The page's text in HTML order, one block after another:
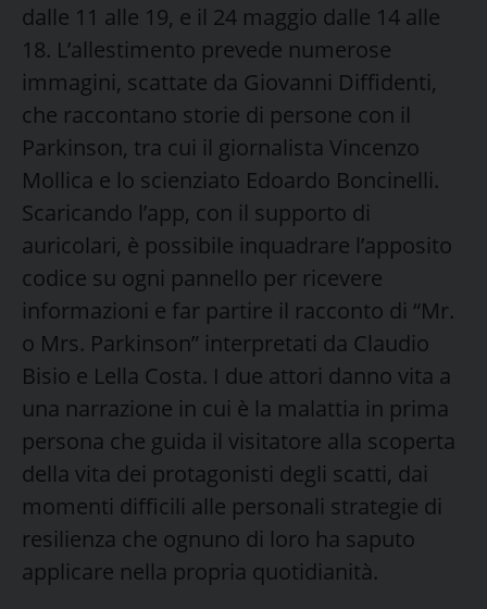
dalle 11 alle 19, e il 24 maggio dalle 14 alle
18. L’allestimento prevede numerose
immagini, scattate da Giovanni Diffidenti,
che raccontano storie di persone con il
Parkinson, tra cui il giornalista Vincenzo
Mollica e lo scienziato Edoardo Boncinelli.
Scaricando l’app, con il supporto di
auricolari, è possibile inquadrare l’apposito
codice su ogni pannello per ricevere
informazioni e far partire il racconto di “Mr.
o Mrs. Parkinson” interpretati da Claudio
Bisio e Lella Costa. I due attori danno vita a
una narrazione in cui è la malattia in prima
persona che guida il visitatore alla scoperta
della vita dei protagonisti degli scatti, dai
momenti difficili alle personali strategie di
resilienza che ognuno di loro ha saputo
applicare nella propria quotidianità.